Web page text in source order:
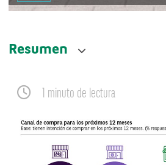
1 minuto de lectura
Resumen